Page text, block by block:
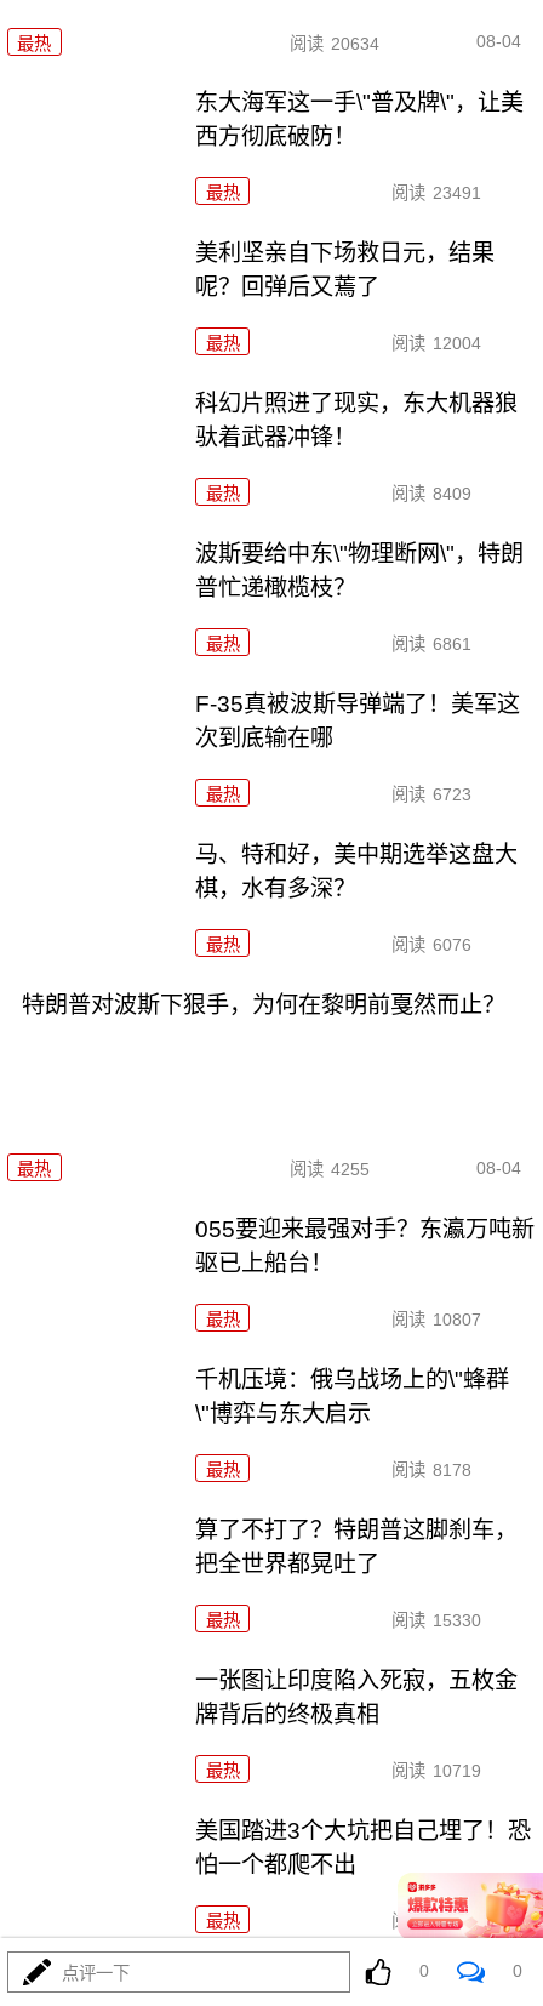
最热 阅读 20634 08-04
东大海军这一手\"普及牌\"，让美
西方彻底破防！
最热 阅读 23491
美利坚亲自下场救日元，结果
呢？回弹后又蔫了
最热 阅读 12004
科幻片照进了现实，东大机器狼
驮着武器冲锋！
最热 阅读 8409
波斯要给中东\"物理断网\"，特朗
普忙递橄榄枝？
最热 阅读 6861
F-35真被波斯导弹端了！美军这
次到底输在哪
最热 阅读 6723
马、特和好，美中期选举这盘大
棋，水有多深？
最热 阅读 6076
特朗普对波斯下狠手，为何在黎明前戛然而止？
最热 阅读 4255 08-04
055要迎来最强对手？东瀛万吨新
驱已上船台！
最热 阅读 10807
千机压境：俄乌战场上的\"蜂群
\"博弈与东大启示
最热 阅读 8178
算了不打了？特朗普这脚刹车，
把全世界都晃吐了
最热 阅读 15330
一张图让印度陷入死寂，五枚金
牌背后的终极真相
最热 阅读 10719
美国踏进3个大坑把自己埋了！恐
怕一个都爬不出
最热 阅读 17176
上将一封信捅破天！美军五艘驱
点评一下 0 0